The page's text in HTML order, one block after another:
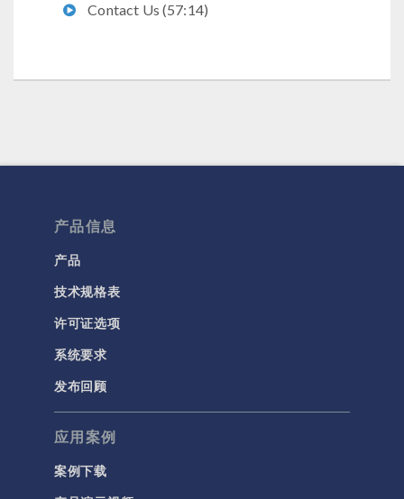
Contact Us (57:14)
产品信息
产品
技术规格表
许可证选项
系统要求
发布回顾
应用案例
案例下载